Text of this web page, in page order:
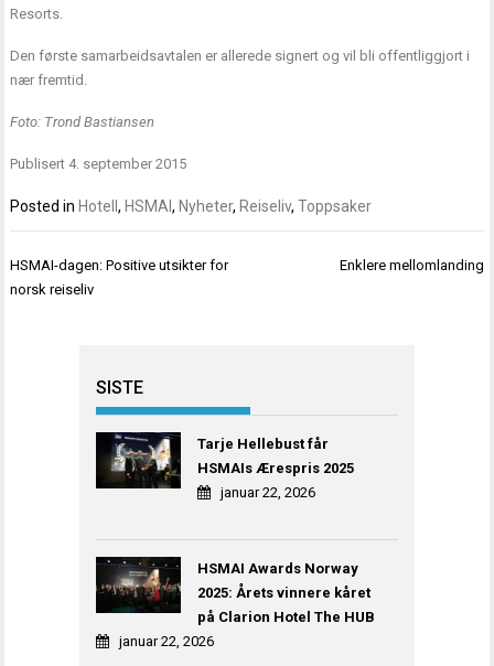
Resorts.
Den første samarbeidsavtalen er allerede signert og vil bli offentliggjort i
nær fremtid.
Foto: Trond Bastiansen
Publisert 4. september 2015
Posted in Hotell, HSMAI, Nyheter, Reiseliv,Toppsaker
Innleggsnavigasjon
HSMAI-dagen: Positive utsikter for
norsk reiseliv
Enklere mellomlanding
SISTE
Tarje Hellebust får
HSMAIs Ærespris 2025
januar 22, 2026
HSMAI Awards Norway
2025: Årets vinnere kåret
på Clarion Hotel The HUB
januar 22, 2026